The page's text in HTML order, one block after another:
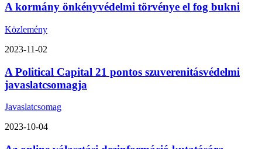
A kormány önkényvédelmi törvénye el fog bukni
Közlemény
2023-11-02
A Political Capital 21 pontos szuverenitásvédelmi
javaslatcsomagja
Javaslatcsomag
2023-10-04